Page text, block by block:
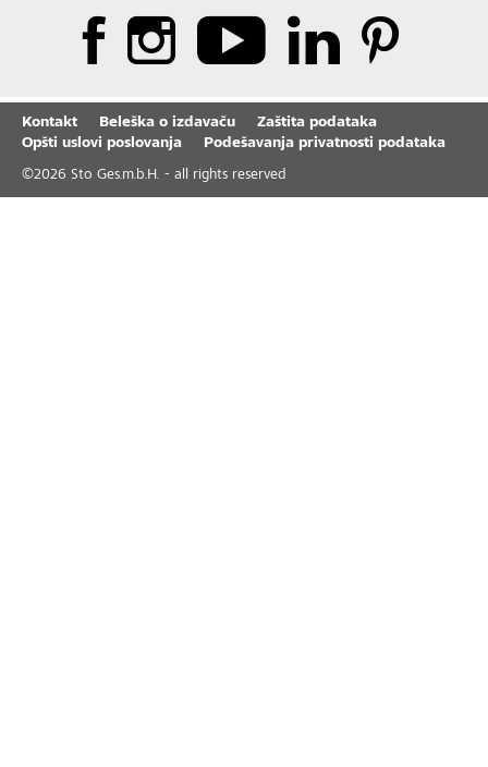
Kontakt Beleška o izdavaču
Zaštita podataka
Opšti uslovi poslovanja
Podešavanja privatnosti podataka
©2026 Sto Ges.m.b.H. - all rights reserved